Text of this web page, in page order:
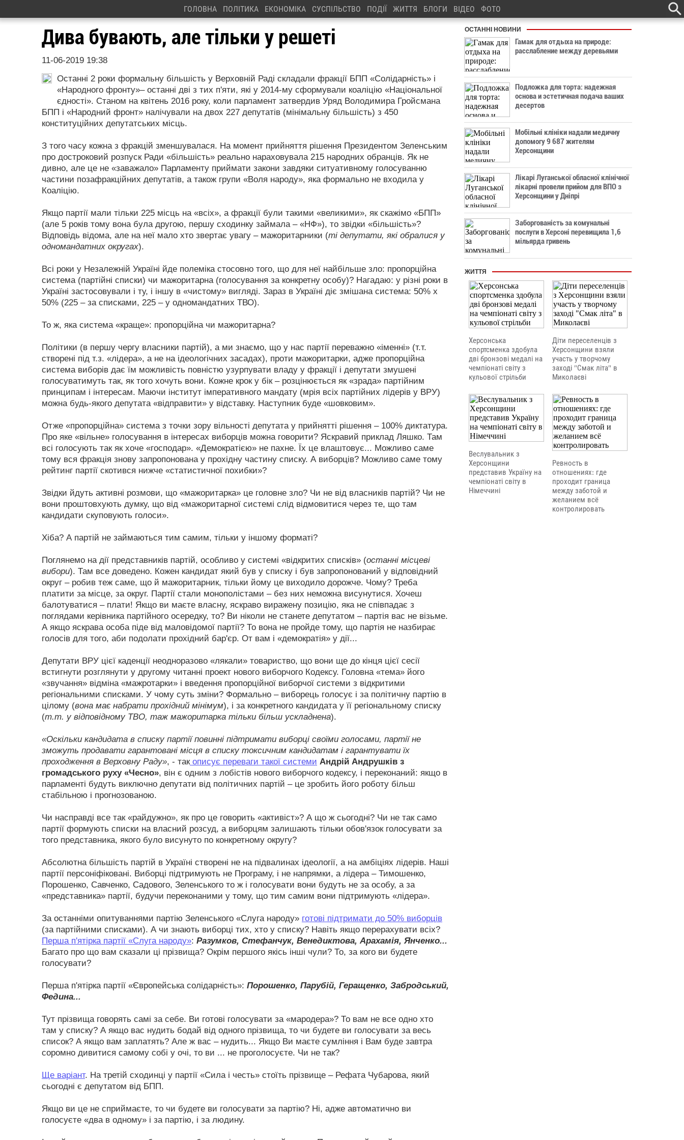
ГОЛОВНА ПОЛІТИКА ЕКОНОМІКА СУСПІЛЬСТВО ПОДІЇ ЖИТТЯ БЛОГИ ВІДЕО ФОТО
Дива бувають, але тільки у решеті
11-06-2019 19:38
Останні 2 роки формальну більшість у Верховній Раді складали фракції БПП «Солідарність» і
«Народного фронту»– останні дві з тих п'яти, які у 2014-му сформували коаліцію «Національної
єдності». Станом на квітень 2016 року, коли парламент затвердив Уряд Володимира Гройсмана
БПП і «Народний фронт» налічували на двох 227 депутатів (мінімальну більшість) з 450
конституційних депутатських місць.
З того часу кожна з фракцій зменшувалася. На момент прийняття рішення Президентом Зеленським
про достроковий розпуск Ради «більшість» реально нараховувала 215 народних обранців. Як не
дивно, але це не «заважало» Парламенту приймати закони завдяки ситуативному голосуванню
частини позафракційних депутатів, а також групи «Воля народу», яка формально не входила у
Коаліцію.
Якщо партії мали тільки 225 місць на «всіх», а фракції були такими «великими», як скажімо «БПП»
(але 5 років тому вона була другою, першу сходинку займала – «НФ»), то звідки «більшість»?
Відповідь відома, але на неї мало хто звертає увагу – мажоритарники (ті депутати, які обралися у
одномандатних округах).
Всі роки у Незалежній Україні йде полеміка стосовно того, що для неї найбільше зло: пропорційна
система (партійні списки) чи мажоритарна (голосування за конкретну особу)? Нагадаю: у різні роки в
Україні застосовували і ту, і іншу в «чистому» вигляді. Зараз в Україні діє змішана система: 50% х
50% (225 – за списками, 225 – у одномандатних ТВО).
То ж, яка система «краще»: пропорційна чи мажоритарна?
Політики (в першу чергу власники партій), а ми знаємо, що у нас партії переважно «іменні» (т.т.
створені під т.з. «лідера», а не на ідеологічних засадах), проти мажоритарки, адже пропорційна
система виборів дає їм можливість повністю узурпувати владу у фракції і депутати змушені
голосуватимуть так, як того хочуть вони. Кожне крок у бік – розцінюється як «зрада» партійним
принципам і інтересам. Маючи інститут імперативного мандату (мрія всіх партійних лідерів у ВРУ)
можна будь-якого депутата «відправити» у відставку. Наступник буде «шовковим».
Отже «пропорційна» система з точки зору вільності депутата у прийнятті рішення – 100% диктатура.
Про яке «вільне» голосування в інтересах виборців можна говорити? Яскравий приклад Ляшко. Там
всі голосують так як хоче «господар». «Демократією» не пахне. Їх це влаштовує... Можливо саме
тому вся фракція знову запропонована у прохідну частину списку. А виборців? Можливо саме тому
рейтинг партії скотився нижче «статистичної похибки»?
Звідки йдуть активні розмови, що «мажоритарка» це головне зло? Чи не від власників партій? Чи не
вони проштовхують думку, що від «мажоритарної системі слід відмовитися через те, що там
кандидати скуповують голоси».
Хіба? А партій не займаються тим самим, тільки у іншому форматі?
Поглянемо на дії представників партій, особливо у системі «відкритих списків» (останні місцеві
вибори). Там все доведено. Кожен кандидат який був у списку і був запропонований у відповідний
округ – робив теж саме, що й мажоритарник, тільки йому це виходило дорожче. Чому? Треба
платити за місце, за округ. Партії стали монополістами – без них неможна висунутися. Хочеш
балотуватися – плати! Якщо ви маєте власну, яскраво виражену позицію, яка не співпадає з
поглядами керівника партійного осередку, то? Ви ніколи не станете депутатом – партія вас не візьме.
А якщо яскрава особа піде від маловідомої партії? То вона не пройде тому, що партія не назбирає
голосів для того, аби подолати прохідний бар'єр. От вам і «демократія» у дії...
Депутати ВРУ цієї каденції неодноразово «лякали» товариство, що вони ще до кінця цієї сесії
встигнути розглянути у другому читанні проект нового виборчого Кодексу. Головна «тема» його
«звучання» відміна «мажротарки» і введення пропорційної виборчої системи з відкритими
регіональними списками. У чому суть зміни? Формально – виборець голосує і за політичну партію в
цілому (вона має набрати прохідний мінімум), і за конкретного кандидата у її регіональному списку
(т.т. у відповідному ТВО, таж мажоритарка тільки більш ускладнена).
«Оскільки кандидата в списку партії повинні підтримати виборці своїми голосами, партії не
зможуть продавати гарантовані місця в списку токсичним кандидатам і гарантувати їх
проходження в Верховну Раду», - такописує переваги такої системи Андрій Андрушків з
громадського руху «Чесно», він є одним з лобістів нового виборчого кодексу, і переконаний: якщо в
парламенті будуть виключно депутати від політичних партій – це зробить його роботу більш
стабільною і прогнозованою.
Чи насправді все так «райдужно», як про це говорить «активіст»? А що ж сьогодні? Чи не так само
партії формують списки на власний розсуд, а виборцям залишають тільки обов'язок голосувати за
того представника, якого було висунуто по конкретному округу?
Абсолютна більшість партій в Україні створені не на підвалинах ідеології, а на амбіціях лідерів. Наші
партії персоніфіковані. Виборці підтримують не Програму, і не напрямки, а лідера – Тимошенко,
Порошенко, Савченко, Садового, Зеленського то ж і голосувати вони будуть не за особу, а за
«представника» партії, будучи переконаними у тому, що тим самим вони підтримують «лідера».
За останніми опитуваннями партію Зеленського «Слуга народу» готові підтримати до 50% виборців
(за партійними списками). А чи знають виборці тих, хто у списку? Навіть якщо перерахувати всіх?
Перша п'ятірка партії «Слуга народу»: Разумков, Стефанчук, Венедиктова, Арахамія, Янченко...
Багато про що вам сказали ці прізвища? Окрім першого якісь інші чули? То, за кого ви будете
голосувати?
Перша п'ятірка партії «Європейська солідарність»: Порошенко, Парубій, Геращенко, Забродський,
Федина...
Тут прізвища говорять самі за себе. Ви готові голосувати за «мародера»? То вам не все одно хто
там у списку? А якщо вас нудить бодай від одного прізвища, то чи будете ви голосувати за весь
список? А якщо вам заплатять? Але ж вас – нудить... Якщо Ви маєте сумління і Вам буде завтра
соромно дивитися самому собі у очі, то ви ... не проголосуєте. Чи не так?
Ще варіант. На третій сходинці у партії «Сила і честь» стоїть прізвище – Рефата Чубарова, який
сьогодні є депутатом від БПП.
Якщо ви це не сприймаєте, то чи будете ви голосувати за партію? Ні, адже автоматично ви
голосуєте «два в одному» і за партію, і за людину.
ОСТАННІ НОВИНИ
Гамак для отдыха на природе:
расслабление между деревьями
Подложка для торта: надежная
основа и эстетичная подача ваших
десертов
Мобільні клініки надали медичну
допомогу 9 687 жителям
Херсонщини
Лікарі Луганської обласної клінічної
лікарні провели прийом для ВПО з
Херсонщини у Дніпрі
Заборгованість за комунальні
послуги в Херсоні перевищила 1,6
мільярда гривень
ЖИТТЯ
Херсонська
спортсменка здобула
дві бронзові медалі на
чемпіонаті світу з
кульової стрільби
Діти переселенців з
Херсонщини взяли
участь у творчому
заході "Смак літа" в
Миколаєві
Веслувальник з
Херсонщини
представив Україну на
чемпіонаті світу в
Німеччині
Ревность в
отношениях: где
проходит граница
между заботой и
желанием всё
контролировать